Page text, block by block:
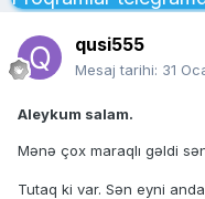
qusi555
Mesaj tarihi: 31
Aleykum salam.
Mənə çox maraqlı gəldi
Tutaq ki var. Sən eyni